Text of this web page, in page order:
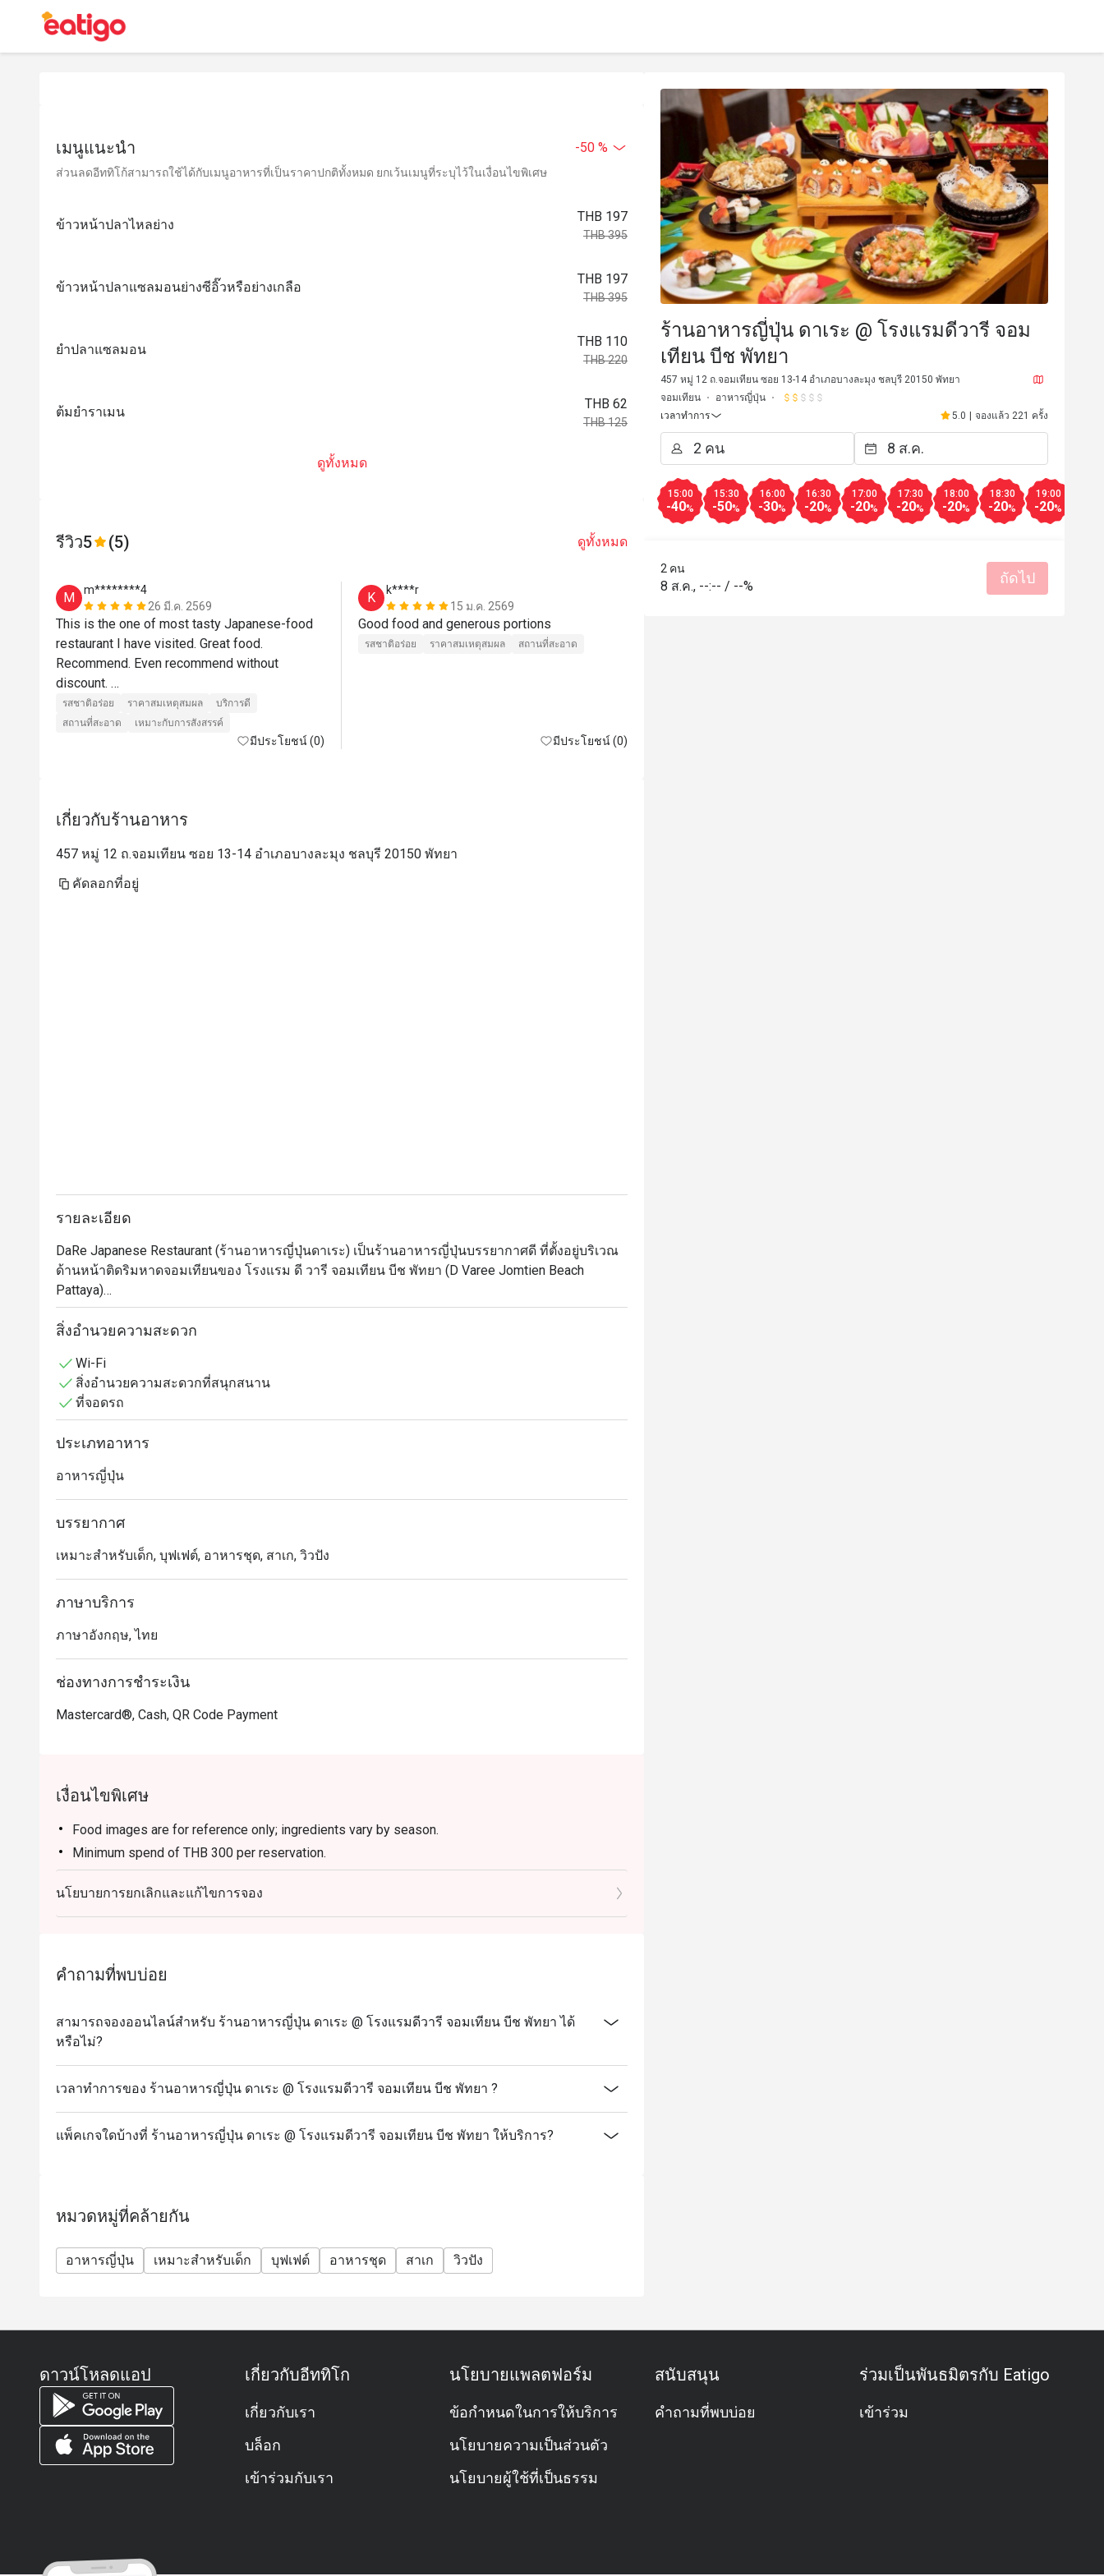
เมนูแนะนำ -50 %
ส่วนลดอีททิโก้สามารถใช้ได้กับเมนูอาหารที่เป็นราคาปกติทั้งหมด ยกเว้นเมนูที่ระบุไว้ในเงื่อนไขพิเศษ
ข้าวหน้าปลาไหลย่าง
THB 197
THB 395
ข้าวหน้าปลาแซลมอนย่างซีอิ๊วหรือย่างเกลือ
THB 197
THB 395
ยำปลาแซลมอน
THB 110
THB 220
ต้มยำราเมน
THB 62
THB 125
ดูทั้งหมด
รีวิว5 (5) ดูทั้งหมด
M
m********4
26 มี.ค. 2569
This is the one of most tasty Japanese-food
restaurant I have visited. Great food.
Recommend. Even recommend without
discount.
Без преувеличения скажу, это — один из
лучших ресторанов японской кухни, что я
— ядерная война прямо во рту. Рамен тоже
приходить и без скидок
รสชาติอร่อย ราคาสมเหตุสมผล
บริการดี
สถานที่สะอาด
เหมาะกับการสังสรรค์
มีประโยชน์ (0)
K
k****r
15 ม.ค. 2569
รสชาติอร่อย ราคาสมเหตุสมผล สถานที่สะอาด
มีประโยชน์ (0)
M****l
เกี่ยวกับร้านอาหาร
457 หมู่ 12 ถ.จอมเทียน ซอย 13-14 อำเภอบางละมุง ชลบุรี 20150 พัทยา
คัดลอกที่อยู่
รายละเอียด
DaRe Japanese Restaurant (ร้านอาหารญี่ปุ่นดาเระ) เป็นร้านอาหารญี่ปุ่นบรรยากาศดี ที่ตั้งอยู่บริเวณ
ด้านหน้าติดริมหาดจอมเทียนของ โรงแรม ดี วารี จอมเทียน บีช พัทยา (D Varee Jomtien Beach
Pattaya)
ร้านนี้โดดเด่นด้วยการตกแต่งสไตล์ญี่ปุ่นแบบดั้งเดิมที่เรียบง่ายแต่ทันสมัย ทำให้รู้สึกผ่อนคลาย และที่
สำคัญคือลูกค้าสามารถเพลิดเพลินกับการรับประทานอาหารไปพร้อมกับชมวิวทะเลจอมเทียนได้อย่าง
เมนูของร้านมีความหลากหลาย เช่น:
•	เซ็ตเบนโตะ อิ่มคุ้มในเซ็ตเดียวในเซ็ตประกอบไปด้วย ข้าวหน้าต่างๆ ไข่ตุ๋น ซุปมิโซะ  ผลไม้สด สลัด
ผักฯ
•	เมนูรสจัดจ้านถูกปากคนไทยอย่าง ยำแซลมอนรสแซ่บ (Spicy Salmon Salad)
•	อาหารอื่นๆ ทั้งซูชิ ซาชิมิ กุ้งเทมปุระ ทงคัตสึ หรือเกี๊ยวซ่า ก็มีให้ครบทุกสไตล์
ร้าน DaRe เป็นตัวเลือกที่ยอดเยี่ยมสำหรับผู้ที่มองหาร้านอาหารญี่ปุ่นริมหาดจอมเทียนที่มีเมนูครบครัน
สิ่งอำนวยความสะดวก
Wi-Fi
สิ่งอำนวยความสะดวกที่สนุกสนาน
ที่จอดรถ
ประเภทอาหาร
อาหารญี่ปุ่น
บรรยากาศ
เหมาะสำหรับเด็ก, บุฟเฟต์, อาหารชุด, สาเก, วิวปัง
ภาษาบริการ
ภาษาอังกฤษ, ไทย
ช่องทางการชำระเงิน
Mastercard®, Cash, QR Code Payment
เงื่อนไขพิเศษ
Food images are for reference only; ingredients vary by season.
Minimum spend of THB 300 per reservation.
นโยบายการยกเลิกและแก้ไขการจอง
คำถามที่พบบ่อย
สามารถจองออนไลน์สำหรับ ร้านอาหารญี่ปุ่น ดาเระ @ โรงแรมดีวารี จอมเทียน บีช พัทยา ได้
หรือไม่?
เวลาทำการของ ร้านอาหารญี่ปุ่น ดาเระ @ โรงแรมดีวารี จอมเทียน บีช พัทยา ?
แพ็คเกจใดบ้างที่ ร้านอาหารญี่ปุ่น ดาเระ @ โรงแรมดีวารี จอมเทียน บีช พัทยา ให้บริการ?
หมวดหมู่ที่คล้ายกัน
อาหารญี่ปุ่น เหมาะสำหรับเด็ก บุฟเฟต์ อาหารชุด สาเก วิวปัง
ร้านอาหารญี่ปุ่น ดาเระ @ โรงแรมดีวารี จอม
เทียน บีช พัทยา
457 หมู่ 12 ถ.จอมเทียน ซอย 13-14 อำเภอบางละมุง ชลบุรี 20150 พัทยา
จอมเทียน
อาหารญี่ปุ่น
เวลาทำการ
5.0 จองแล้ว 221 ครั้ง
15:00
-40%
15:30
-50%
16:00
-30%
16:30
-20%
17:00
-20%
17:30
-20%
18:00
-20%
18:30
-20%
19:00
-20%
2 คน
8 ส.ค., --:-- / --% ถัดไป
ดาวน์โหลดแอป เกี่ยวกับอีททิโก
เกี่ยวกับเรา
บล็อก
เข้าร่วมกับเรา
นโยบายแพลตฟอร์ม
ข้อกำหนดในการให้บริการ
นโยบายความเป็นส่วนตัว
นโยบายผู้ใช้ที่เป็นธรรม
สนับสนุน
คำถามที่พบบ่อย
ร่วมเป็นพันธมิตรกับ Eatigo
เข้าร่วม